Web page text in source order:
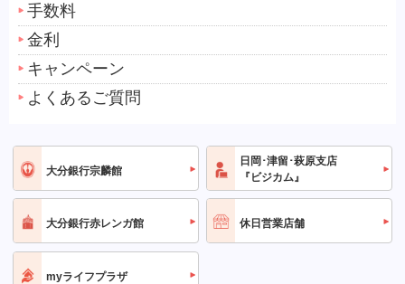
手数料
金利
キャンペーン
よくあるご質問
大分銀行宗麟館
日岡･津留･萩原支店
『ビジカム』
大分銀行赤レンガ館 休日営業店舗
myライフプラザ